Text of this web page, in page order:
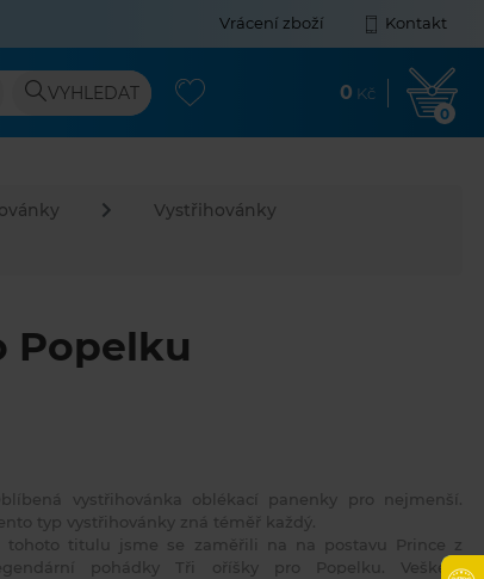
Vrácení zboží Kontakt
VYHLEDAT 0 Kč
0
Vystřihovánky
Popelku
vystřihovánka oblékací panenky pro nejmenší.
typ vystřihovánky zná téměř každý.
tohoto titulu jsme se zaměřili na na postavu Prince z
pohádky Tři oříšky pro Popelku. Veškéré